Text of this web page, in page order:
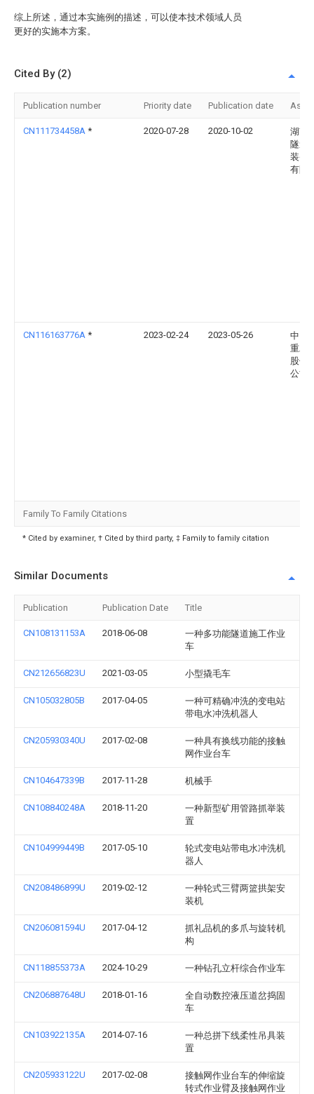
综上所述，通过本实施例的描述，可以使本技术领域人员
更好的实施本方案。
Cited By (2)
Publication number Priority date Publication date
CN111734458A * 2020-07-28 2020-10-02
湖南
隧道
装备
有限
CN116163776A * 2023-02-24 2023-05-26
中国
重工
股份
公司
Family To Family Citations
* Cited by examiner, † Cited by third party, ‡ Family to family citation
Similar Documents
Publication Publication Date Title
CN108131153A 2018-06-08
一种多功能隧道施工作业
车
CN212656823U 2021-03-05 小型撬毛车
CN105032805B 2017-04-05
一种可精确冲洗的变电站
带电水冲洗机器人
CN205930340U 2017-02-08
一种具有换线功能的接触
网作业台车
CN104647339B 2017-11-28 机械手
CN108840248A 2018-11-20
一种新型矿用管路抓举装
置
CN104999449B 2017-05-10
轮式变电站带电水冲洗机
器人
CN208486899U 2019-02-12
一种轮式三臂两篮拱架安
装机
CN206081594U 2017-04-12
抓礼品机的多爪与旋转机
构
CN118855373A 2024-10-29 一种钻孔立杆综合作业车
CN206887648U 2018-01-16
全自动数控液压道岔捣固
车
CN103922135A 2014-07-16
一种总拼下线柔性吊具装
置
CN205933122U 2017-02-08
接触网作业台车的伸缩旋
转式作业臂及接触网作业